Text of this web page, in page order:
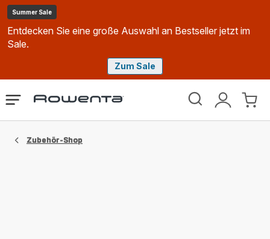
Summer Sale
Entdecken Sie eine große Auswahl an Bestseller jetzt im
Sale.
Zum Sale
Rowenta
Mein
Mein
Das
Zubehör-Shop